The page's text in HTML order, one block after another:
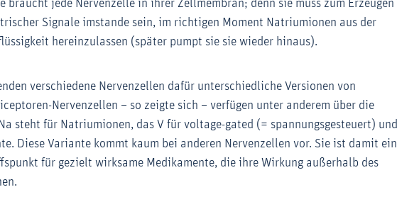
braucht jede Nervenzelle in ihrer Zellmembran; denn sie muss zum Erzeugen
Signale imstande sein, im richtigen Moment Natriumionen aus der
hereinzulassen (später pumpt sie sie wieder hinaus).
verschiedene Nervenzellen dafür unterschiedliche Versionen von
Nervenzellen – so zeigte sich – verfügen unter anderem über die
steht für Natriumionen, das V für voltage-gated (= spannungsgesteuert) und
Diese Variante kommt kaum bei anderen Nervenzellen vor. Sie ist damit ein
für gezielt wirksame Medikamente, die ihre Wirkung außerhalb des